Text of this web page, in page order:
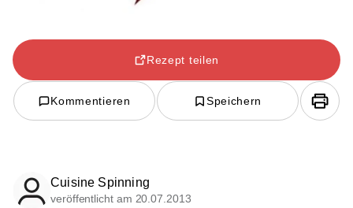
Rezept teilen
Kommentieren Speichern
Cuisine Spinning
veröffentlicht am 20.07.2013